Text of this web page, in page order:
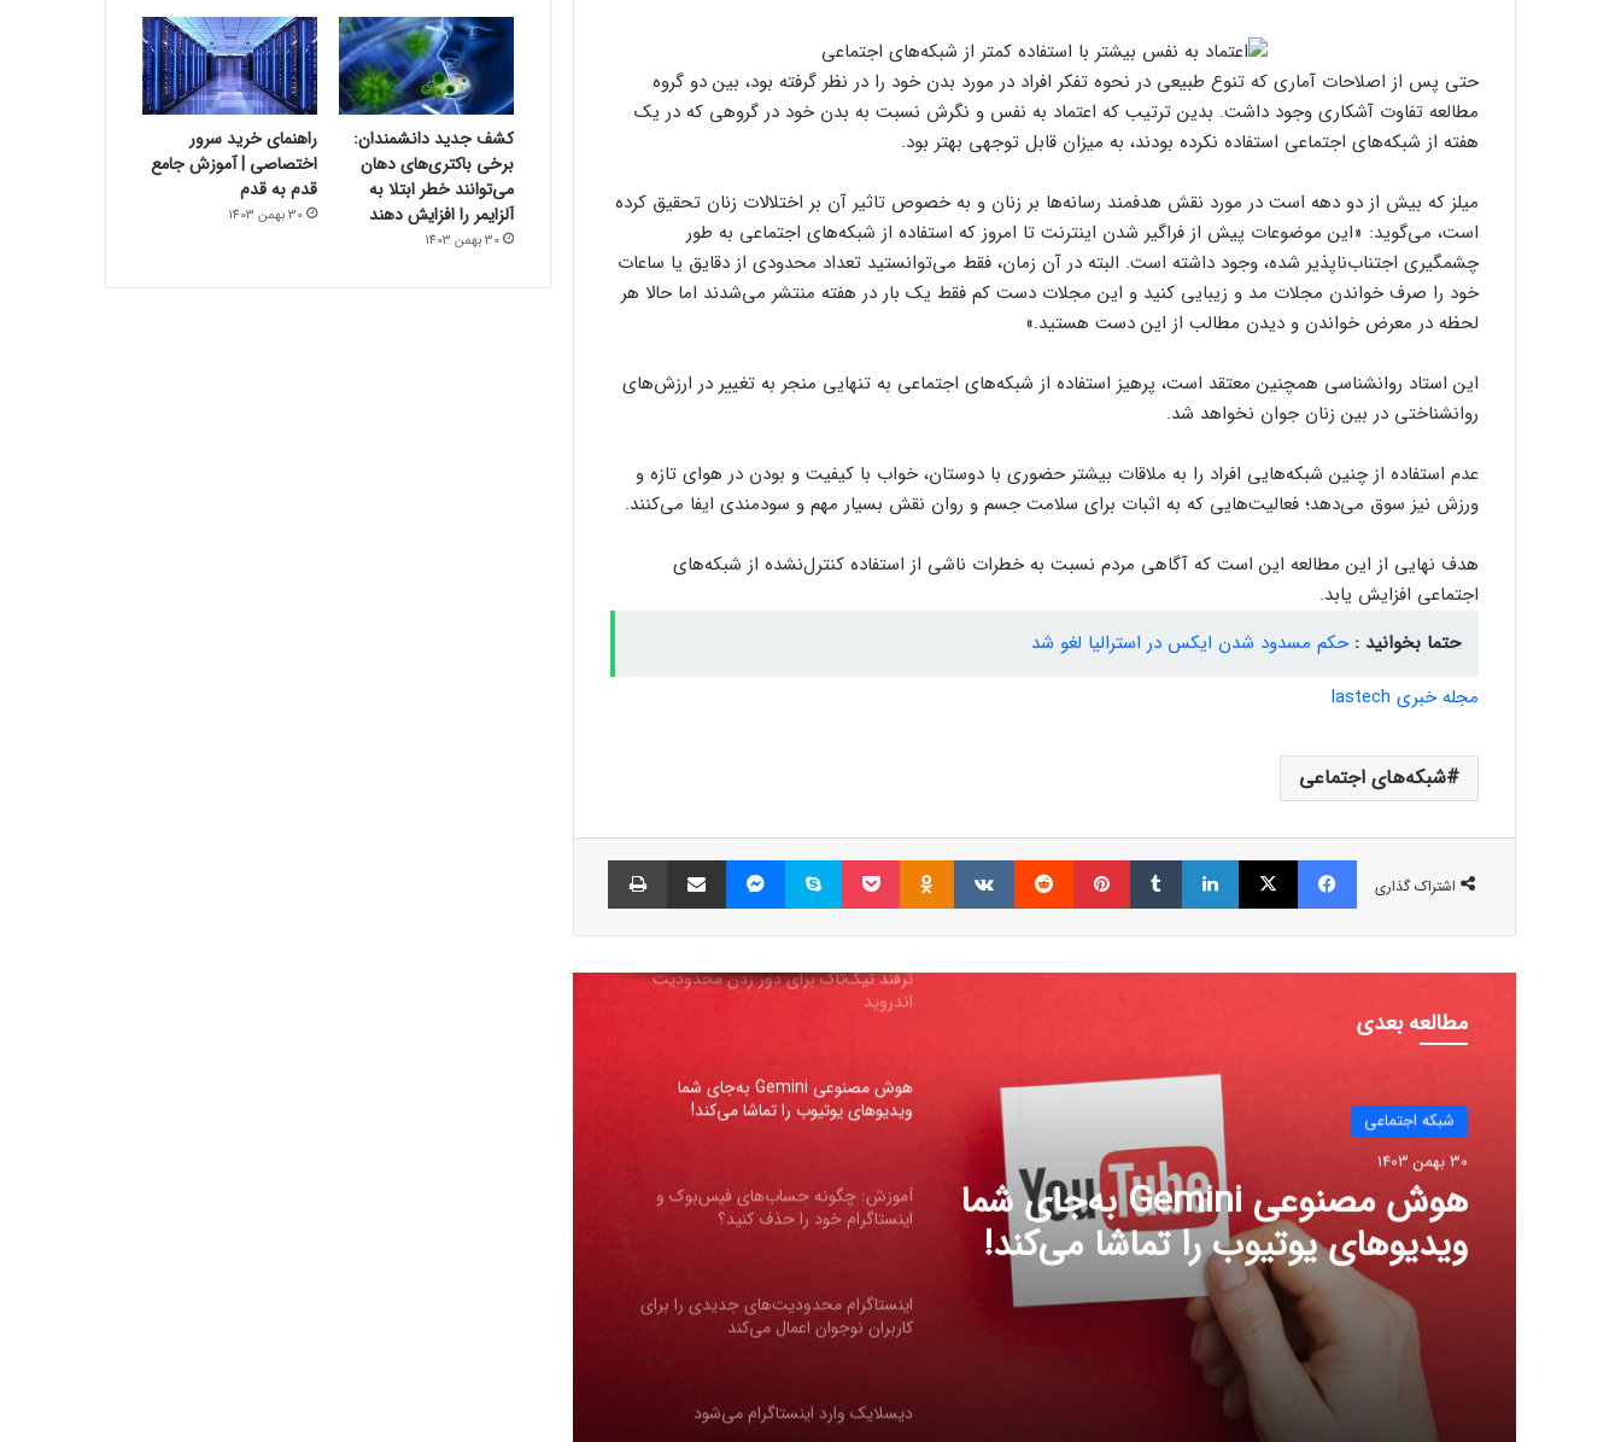
حتی پس از اصلاحات آماری که تنوع طبیعی در نحوه تفکر افراد در مورد بدن خود را در نظر گرفته بود، بین دو گروه
مطالعه تفاوت آشکاری وجود داشت. بدین ترتیب که اعتماد به نفس و نگرش نسبت به بدن خود در گروهی که در یک
هفته از شبکه‌های اجتماعی استفاده نکرده بودند، به میزان قابل توجهی بهتر بود.
میلز که بیش از دو دهه است در مورد نقش هدفمند رسانه‌ها بر زنان و به خصوص تاثیر آن بر اختلالات زنان تحقیق کرده
است، می‌گوید: «این موضوعات پیش از فراگیر شدن اینترنت تا امروز که استفاده از شبکه‌های اجتماعی به طور
چشمگیری اجتناب‌ناپذیر شده، وجود داشته است. البته در آن زمان، فقط می‌توانستید تعداد محدودی از دقایق یا ساعات
خود را صرف خواندن مجلات مد و زیبایی کنید و این مجلات دست کم فقط یک بار در هفته منتشر می‌شدند اما حالا هر
لحظه در معرض خواندن و دیدن مطالب از این دست هستید.»
این استاد روانشناسی همچنین معتقد است، پرهیز استفاده از شبکه‌های اجتماعی به تنهایی منجر به تغییر در ارزش‌های
روانشناختی در بین زنان جوان نخواهد شد.
عدم استفاده از چنین شبکه‌هایی افراد را به ملاقات بیشتر حضوری با دوستان، خواب با کیفیت و بودن در هوای تازه و
ورزش نیز سوق می‌دهد؛ فعالیت‌هایی که به اثبات برای سلامت جسم و روان نقش بسیار مهم و سودمندی ایفا می‌کنند.
هدف نهایی از این مطالعه این است که آگاهی مردم نسبت به خطرات ناشی از استفاده کنترل‌نشده از شبکه‌های
اجتماعی افزایش یابد.
حتما بخوانید :حکم مسدود شدن ایکس در استرالیا لغو شد
مجله خبری lastech
شبکه‌های اجتماعی
اشتراک گذاری
فیسبوک ایکس لینکداین تامبلر پینتریست Reddit
VKontakte
Odnoklassniki پاکت اسکایپ مسنجر اشتراک گذاری با ایمیل
مطالعه بعدی
شبكه اجتماعی
30 بهمن 1403
آموزش: چگونه حساب‌های
فیس‌بوک و اینستاگرام خود را حذف
کنید؟
۶ نکته مهم برای حفظ امنیت شخصی در
رسانه‌های اجتماعی
آیا واقعا تیک‌تاک در آمریکا سانسور می‌شود؟
رقبای جدید تیک‌تاک در Bluesky؛ دنیای
ترفند تیک‌تاک برای دور زدن محدودیت
اندروید
هوش مصنوعی Gemini به‌جای شما
ویدیو‌های یوتیوب را تماشا می‌کند!
آموزش: چگونه حساب‌های فیس‌بوک و
اینستاگرام خود را حذف کنید؟
اینستاگرام محدودیت‌های جدیدی را برای
کاربران نوجوان اعمال می‌کند
دیسلایک وارد اینستاگرام می‌شود
رسانه‌های اجتماعی
کشف جدید دانشمندان:
برخی باکتری‌های دهان
می‌توانند خطر ابتلا به
آلزایمر را افزایش دهند
30 بهمن 1403
راهنمای خرید سرور
اختصاصی | آموزش جامع
قدم به قدم
30 بهمن 1403